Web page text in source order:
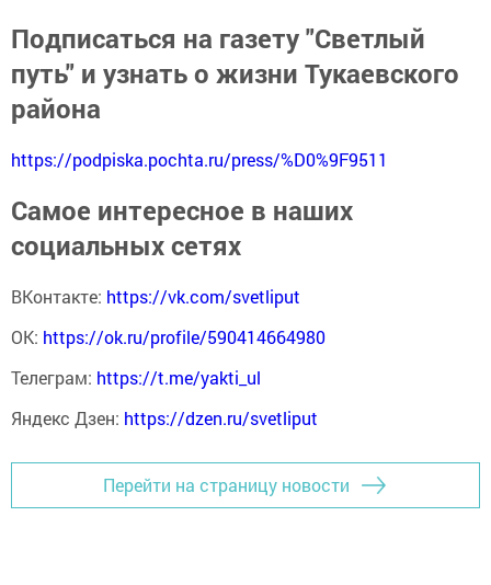
Подписаться на газету "Светлый
путь" и узнать о жизни Тукаевского
района
https://podpiska.pochta.ru/press/%D0%9F9511
Самое интересное в наших
социальных сетях
ВКонтакте: https://vk.com/svetliput
ОК: https://ok.ru/profile/590414664980
Телеграм: https://t.me/yakti_ul
Яндекс Дзен: https://dzen.ru/svetliput
Перейти на страницу новости